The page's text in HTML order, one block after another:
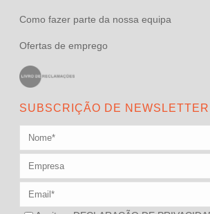
Como fazer parte da nossa equipa
Ofertas de emprego
SUBSCRIÇÃO DE NEWSLETTER